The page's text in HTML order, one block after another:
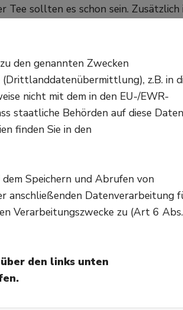
Tee sollten es schon sein.
aufzufüllen. Dazu gibt es
Aprikosen, grünes Gemüse
Experten und -Expertinnen aus
oder
Hitze, schon gar nicht in der
Wenn man schon draußen
draußen bewegen möchte, der
ist, die oder der sollte versuchen,
Sonne sollte mithilfe von
den genannten Zwecken
z.B. in
nicht mit dem in den EU-/EWR-
staatliche Behörden auf diese Daten
finden Sie in den
Speichern und Abrufen von
anschließenden Datenverarbeitung
Verarbeitungszwecke zu (Art 6
den links unten